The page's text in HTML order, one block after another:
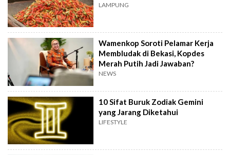
LAMPUNG
Wamenkop Soroti Pelamar Kerja
Membludak di Bekasi, Kopdes
Merah Putih Jadi Jawaban?
NEWS
10 Sifat Buruk Zodiak Gemini
yang Jarang Diketahui
LIFESTYLE